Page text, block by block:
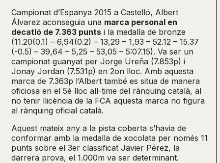
Campionat d’Espanya 2015 a Castelló, Albert
Álvarez aconseguia una marca personal en
decatló de 7.363 punts i la medalla de bronze
(11.20(0.1) – 6,94(0.2) – 13,29 – 1,93 – 52.12 – 15.37
(-0.5) – 39,64 – 5,25 – 53,05 – 5:07.15). Va ser un
campionat guanyat per Jorge Ureña (7.853p) i
Jonay Jordan (7.531p) en 2on lloc. Amb aquesta
marca de 7.363p l’Albert també es situa de manera
oficiosa en el 5è lloc all-time del rànquing català, al
no tenir llicència de la FCA aquesta marca no figura
al rànquing oficial català.
Aquest mateix any a la pista coberta s’havia de
conformar amb la medalla de xocolata per només 11
punts sobre el 3er classificat Javier Pérez, la
darrera prova, el 1.000m va ser determinant.